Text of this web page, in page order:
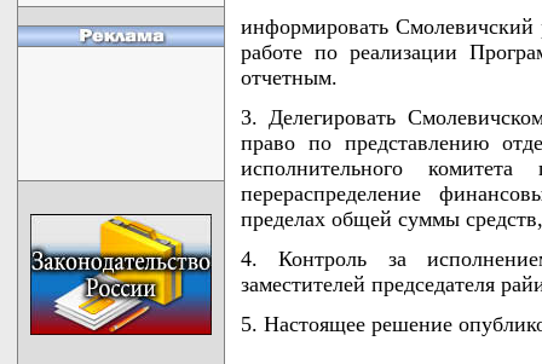
информировать Смолевичский
работе по реализации
отчетным.
3. Делегировать
право по представлению
исполнительного
перераспределение
пределах общей суммы
4. Контроль за
заместителей председателя
5. Настоящее решение